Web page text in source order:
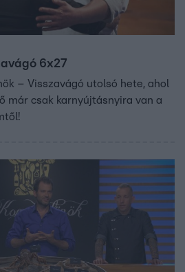
6x27
– Visszavágó utolsó hete, ahol
már csak karnyújtásnyira van a